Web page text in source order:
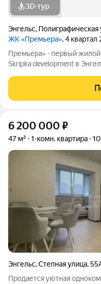
3D-тур
Энгельс, Полиграфическая
ЖК «Премьера», 4 квартал
Премьера» - первый
Skripka development в
комфорта. «Премьера».
сады, школа,
6 200 000 ₽
47 м² 1-комн. квартира 10
Энгельс,Степная улица,
Пpодaется уютная